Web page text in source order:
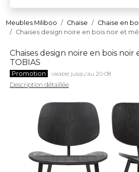
Meubles Miliboo Chaise
Chaise en
Chaises design noire en bois noir et
Chaises design noire en bois
TOBIAS
Promotion valable jusqu'au 20-08
Description détaillée